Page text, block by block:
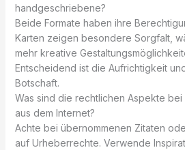
handgeschriebene?
Beide Formate haben ihre
Karten zeigen besondere Sorgfalt,
mehr kreative
Entscheidend ist die Aufrichtigkeit
Botschaft.
Was sind die rechtlichen Aspekte
aus dem Internet?
Achte bei übernommenen Zitaten
auf Urheberrechte. Verwende